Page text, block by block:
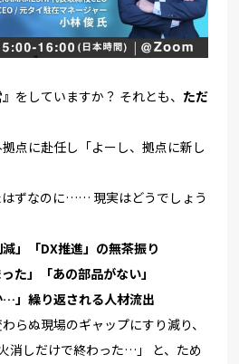
をしていますか？ それとも、 ただ
点に赴任し「よーし、拠点に新し
はずなのに…… 現実はどうでしょう
」「DX推進」の無茶振り
た」「あの部品がない」
…」繰り返される人材流出
らぬ現場のギャップにすり減り、
消しだけで終わった…」 と、ため